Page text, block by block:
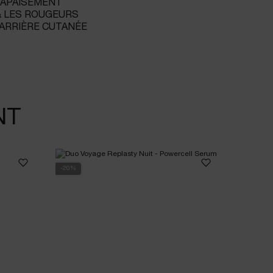
LES ROUGEURS
CUTANÉE
-20%